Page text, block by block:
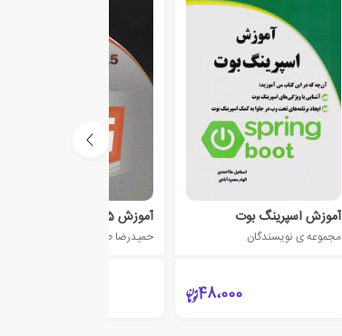
آموزش اسپرینگ بوت
مجموعه ی نویسندگان
48،000
آموزش HTML5 و CSS3
حمیدرضا طالبی